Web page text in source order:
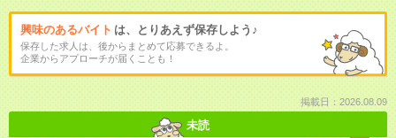
興味のあるバイト は、とりあえず保存しよう♪
保存した求人は、後からまとめて応募できるよ。
企業からアプローチが届くことも！
掲載日：2026.08.09
未読